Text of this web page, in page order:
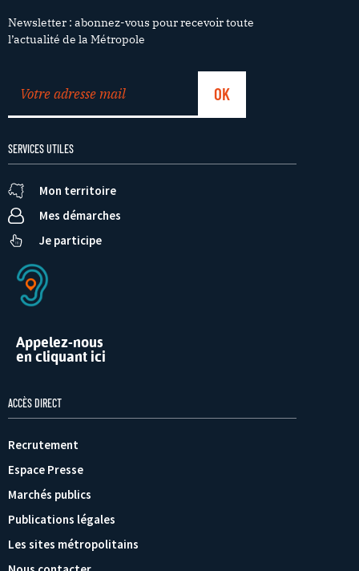
Newsletter : abonnez-vous pour recevoir toute
l’actualité de la Métropole
SERVICES UTILES
Mon territoire
Mes démarches
Je participe
Appelez-nous
en cliquant ici
ACCÈS DIRECT
Recrutement
Espace Presse
Marchés publics
Publications légales
Les sites métropolitains